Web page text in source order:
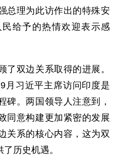
总理为此访作出的特殊安
给予的热情欢迎表示感
双边关系取得的进展。
月习近平主席访问印度是
碑。两国领导人注意到，
同意构建更加紧密的发展
关系的核心内容，这为双
历史机遇。